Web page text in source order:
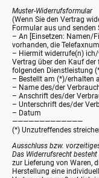
Muster-Widerrufsformular
(Wenn Sie den Vertrag
Formular aus und senden
– An [Einsetzen: Namen/
vorhanden, die
– Hiermit widerrufe(n)
Vertrag über den Kauf
folgenden Dienstleistung
– Bestellt am (*)/erhalten
– Name des/der
– Anschrift des/der
– Unterschrift des/der
– Datum
—————————————
(*) Unzutreffendes
Ausschluss bzw.
Das Widerrufsrecht
zur Lieferung von Waren,
Herstellung eine